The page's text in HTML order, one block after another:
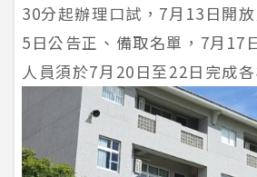
30分起辦理口試，7月13日開
5日公告正、備取名單，7月17
人員須於7月20日至22日完成各